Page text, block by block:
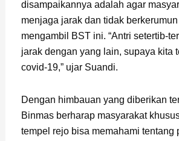
disampaikannya adalah agar
menjaga jarak dan tidak
mengambil BST ini. “Antri setertib-
jarak dengan yang lain, supaya kita
covid-19,” ujar Suandi.
Dengan himbauan yang diberikan
Binmas berharap masyarakat
tempel rejo bisa memahami tentang